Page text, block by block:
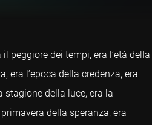
peggiore dei tempi, era l’età della
era l’epoca della credenza, era
stagione della luce, era la
della speranza, era